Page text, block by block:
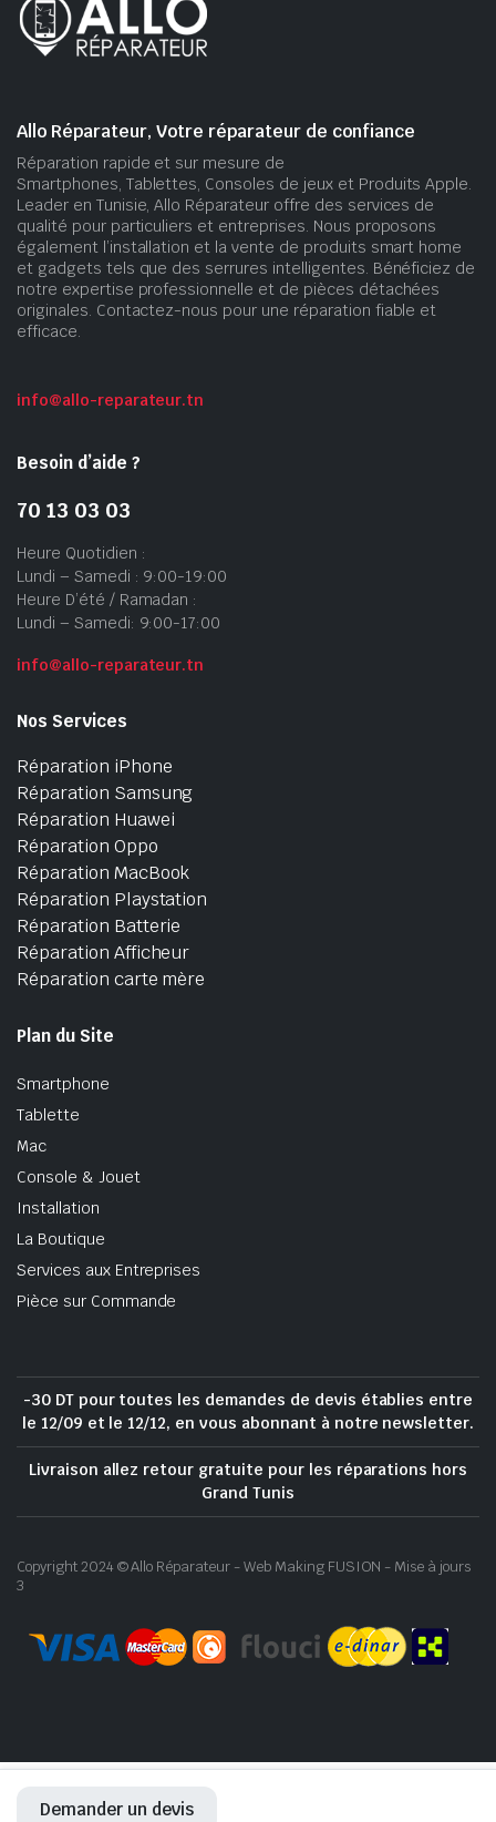
Demander un devis
Allo Réparateur, Votre réparateur de confiance
Réparation rapide et sur mesure de
Smartphones, Tablettes, Consoles de jeux et Produits Apple.
Leader en Tunisie, Allo Réparateur offre des services de
qualité pour particuliers et entreprises. Nous proposons
également l’installation et la vente de produits smart home
et gadgets tels que des serrures intelligentes. Bénéficiez de
notre expertise professionnelle et de pièces détachées
originales. Contactez-nous pour une réparation fiable et
efficace.
info@allo-reparateur.tn
Besoin d’aide ?
70 13 03 03
Heure Quotidien :
Lundi – Samedi : 9:00-19:00
Heure D’été / Ramadan :
Lundi – Samedi: 9:00-17:00
info@allo-reparateur.tn
Nos Services
Réparation iPhone
Réparation Samsung
Réparation Huawei
Réparation Oppo
Réparation MacBook
Réparation Playstation
Réparation Batterie
Réparation Afficheur
Réparation carte mère
Plan du Site
Smartphone
Tablette
Mac
Console & Jouet
Installation
La Boutique
Services aux Entreprises
Pièce sur Commande
-30 DT pour toutes les demandes de devis établies entre
le 12/09 et le 12/12, en vous abonnant à notre newsletter.
Livraison allez retour gratuite pour les réparations hors
Grand Tunis
Copyright 2024 © Allo Réparateur - Web Making FUSION - Mise à jours
3